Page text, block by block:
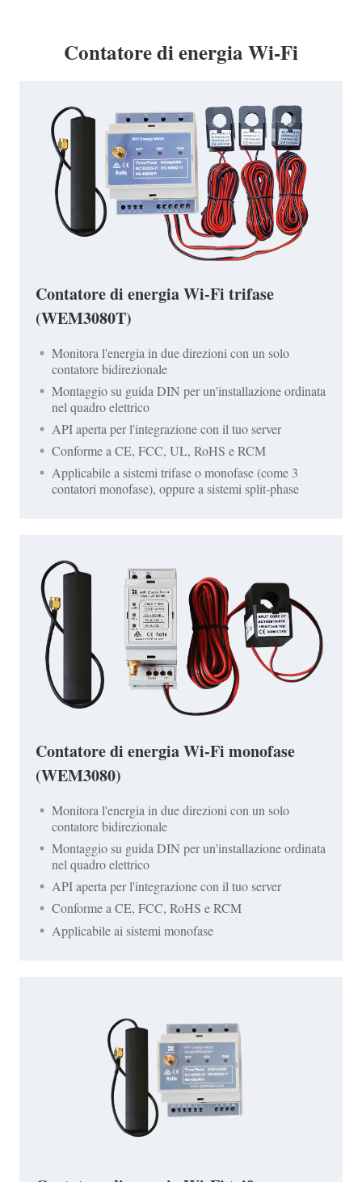
Contatore di energia Wi-Fi
Contatore di energia Wi-Fi trifase
(WEM3080T)
Monitora l'energia in due direzioni con un solo
contatore bidirezionale
Montaggio su guida DIN per un'installazione ordinata
nel quadro elettrico
API aperta per l'integrazione con il tuo server
Conforme a CE, FCC, UL, RoHS e RCM
Applicabile a sistemi trifase o monofase (come 3
contatori monofase), oppure a sistemi split-phase
Contatore di energia Wi-Fi monofase
(WEM3080)
Monitora l'energia in due direzioni con un solo
contatore bidirezionale
Montaggio su guida DIN per un'installazione ordinata
nel quadro elettrico
API aperta per l'integrazione con il tuo server
Conforme a CE, FCC, RoHS e RCM
Applicabile ai sistemi monofase